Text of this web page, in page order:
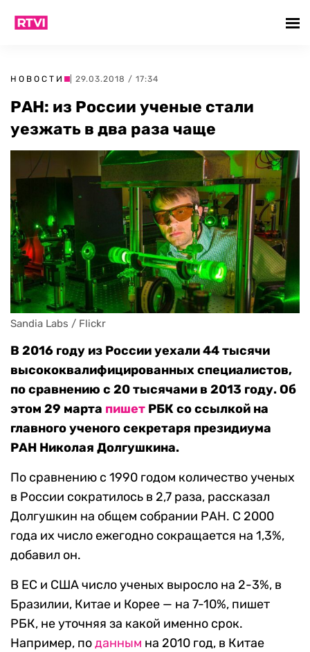
НОВОСТИ | 29.03.2018 / 17:34
РАН: из России ученые стали
уезжать в два раза чаще
Sandia Labs / Flickr
В 2016 году из России уехали 44 тысячи
высококвалифицированных специалистов,
по сравнению с 20 тысячами в 2013 году. Об
этом 29 марта пишет РБК со ссылкой на
главного ученого секретаря президиума
РАН Николая Долгушкина.
По сравнению с 1990 годом количество ученых
в России сократилось в 2,7 раза, рассказал
Долгушкин на общем собрании РАН. С 2000
года их число ежегодно сокращается на 1,3%,
добавил он.
В ЕС и США число ученых выросло на 2-3%, в
Бразилии, Китае и Корее — на 7-10%, пишет
РБК, не уточняя за какой именно срок.
Например, поданным на 2010 год, в Китае